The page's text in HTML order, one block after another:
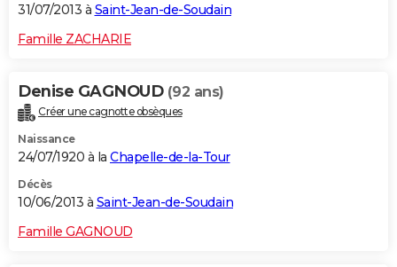
31/07/2013 à Saint-Jean-de-Soudain
Famille ZACHARIE
Denise GAGNOUD (92 ans)
Créer une cagnotte obsèques
Naissance
24/07/1920 à la Chapelle-de-la-Tour
Décès
10/06/2013 à Saint-Jean-de-Soudain
Famille GAGNOUD